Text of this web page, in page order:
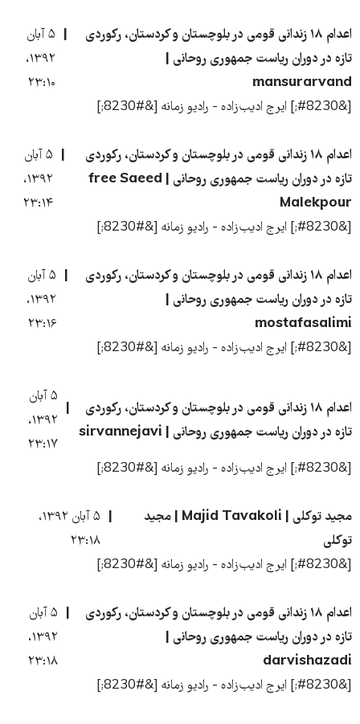
اعدام ۱۸ زندانی قومی در بلوچستان و کردستان، رکوردی
تازه در دوران ریاست جمهوری روحانی |
mansurarvand
۵ آبان
۱۳۹۲،
۲۳:۱۰
[&#8230;] ایرج ادیب‌زاده - رادیو زمانه [&#8230;]
اعدام ۱۸ زندانی قومی در بلوچستان و کردستان، رکوردی
تازه در دوران ریاست جمهوری روحانی | free Saeed
Malekpour
۵ آبان
۱۳۹۲،
۲۳:۱۴
[&#8230;] ایرج ادیب‌زاده - رادیو زمانه [&#8230;]
اعدام ۱۸ زندانی قومی در بلوچستان و کردستان، رکوردی
تازه در دوران ریاست جمهوری روحانی |
mostafasalimi
۵ آبان
۱۳۹۲،
۲۳:۱۶
[&#8230;] ایرج ادیب‌زاده - رادیو زمانه [&#8230;]
اعدام ۱۸ زندانی قومی در بلوچستان و کردستان، رکوردی
تازه در دوران ریاست جمهوری روحانی | sirvannejavi
۵ آبان
۱۳۹۲،
۲۳:۱۷
[&#8230;] ایرج ادیب‌زاده - رادیو زمانه [&#8230;]
مجید توکلی | Majid Tavakoli | مجید
توکلی
۵ آبان ۱۳۹۲،
۲۳:۱۸
[&#8230;] ایرج ادیب‌زاده - رادیو زمانه [&#8230;]
اعدام ۱۸ زندانی قومی در بلوچستان و کردستان، رکوردی
تازه در دوران ریاست جمهوری روحانی |
darvishazadi
۵ آبان
۱۳۹۲،
۲۳:۱۸
[&#8230;] ایرج ادیب‌زاده - رادیو زمانه [&#8230;]